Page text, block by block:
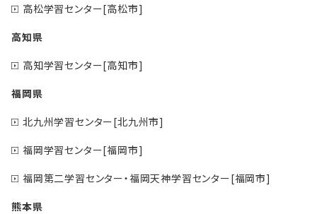
高松学習センター[高松市]
高知県
高知学習センター[高知市]
福岡県
北九州学習センター[北九州市]
福岡学習センター[福岡市]
福岡第二学習センター・福岡天神学習センター[福岡市]
熊本県